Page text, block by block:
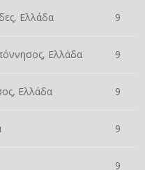
Ελλάδα 9
Ελλάδα 9
Ελλάδα 9
9
9